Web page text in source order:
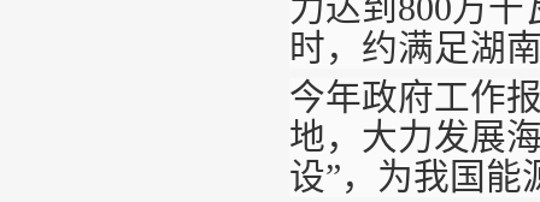
力达到800万
时，约满足湖
今年政府工作
地，大力发展
设”，为我国能